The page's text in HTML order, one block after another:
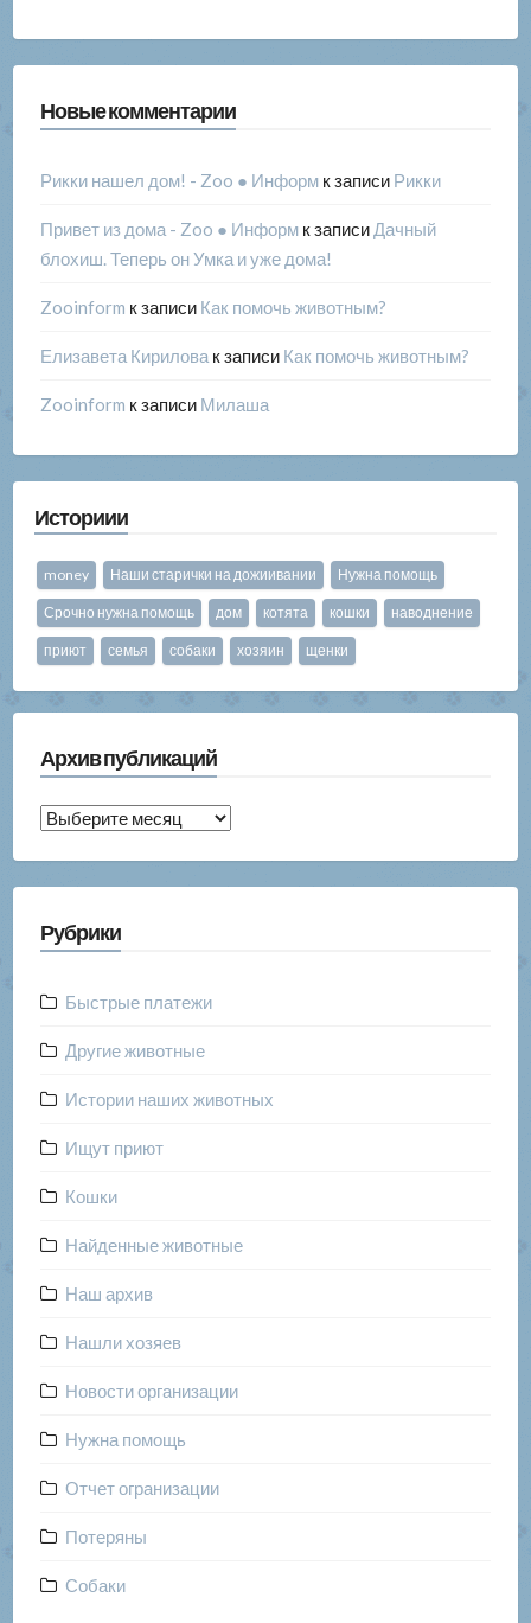
Новые комментарии
Рикки нашел дом! - Zoo ● Информк записи Рикки
Привет из дома - Zoo ● Информк записи Дачный
блохиш. Теперь он Умка и уже дома!
Zooinform к записи Как помочь животным?
Елизавета Кириловак записи Как помочь животным?
Zooinform к записи Милаша
Историии
money Наши старички на дожиивании Нужна помощь
Срочно нужна помощь дом котята кошки наводнение
приют семья собаки хозяин щенки
Архив публикаций
Архив
Рубрики
Быстрые платежи
Другие животные
Истории наших животных
Ищут приют
Кошки
Найденные животные
Наш архив
Нашли хозяев
Новости организации
Нужна помощь
Отчет огранизации
Потеряны
Собаки